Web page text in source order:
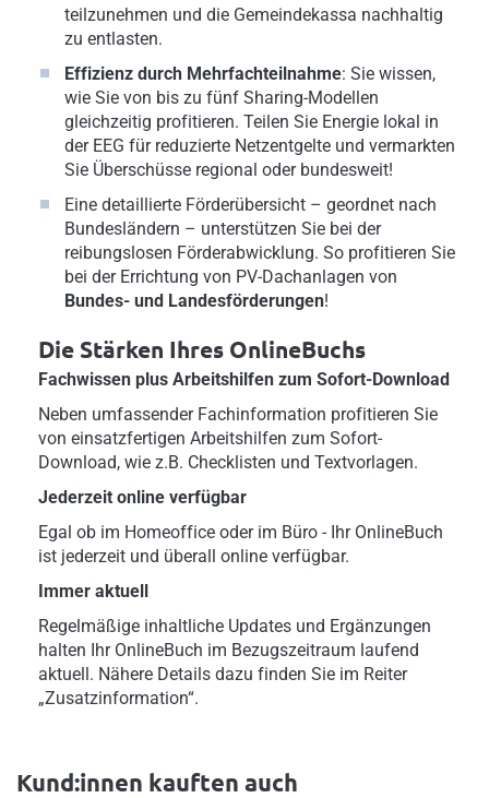
teilzunehmen und die Gemeindekassa nachhaltig
zu entlasten.
Effizienz durch Mehrfachteilnahme: Sie wissen,
wie Sie von bis zu fünf Sharing-Modellen
gleichzeitig profitieren. Teilen Sie Energie lokal in
der EEG für reduzierte Netzentgelte und vermarkten
Sie Überschüsse regional oder bundesweit!
Eine detaillierte Förderübersicht – geordnet nach
Bundesländern – unterstützen Sie bei der
reibungslosen Förderabwicklung. So profitieren Sie
bei der Errichtung von PV-Dachanlagen von
Bundes- und Landesförderungen!
Die Stärken Ihres OnlineBuchs
Fachwissen plus Arbeitshilfen zum Sofort-Download
Neben umfassender Fachinformation profitieren Sie
von einsatzfertigen Arbeitshilfen zum Sofort-
Download, wie z.B. Checklisten und Textvorlagen.
Jederzeit online verfügbar
Egal ob im Homeoffice oder im Büro - Ihr OnlineBuch
ist jederzeit und überall online verfügbar.
Immer aktuell
Regelmäßige inhaltliche Updates und Ergänzungen
halten Ihr OnlineBuch im Bezugszeitraum laufend
aktuell. Nähere Details dazu finden Sie im Reiter
„Zusatzinformation“.
Kund:innen kauften auch